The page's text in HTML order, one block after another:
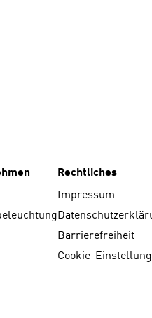
Rechtliches
Impressum
Barrierefreiheit
Cookie-